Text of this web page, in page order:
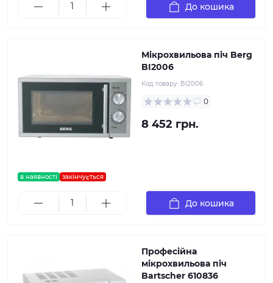
До кошика
в наявності закінчується
Мікрохвильова піч Berg
BI2006
Код товару: BI2006
0
8 452 грн.
До кошика
Професійна
мікрохвильова піч
Bartscher 610836